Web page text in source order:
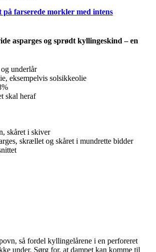
farserede morkler med intens
asparges og sprødt kyllingeskind – en
underlår
eksempelvis solsikkeolie
skal heraf
skåret i skiver
skrællet og skåret i mundrette bidder
så fordel kyllingelårene i en perforeret
under. Sørg for, at dampet kan komme til